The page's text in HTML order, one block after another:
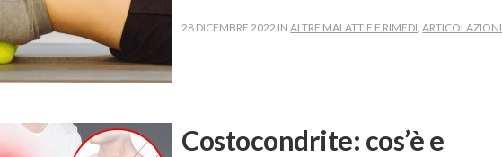
28 DICEMBRE 2022 INALTRE MALATTIE E RIMEDI ,ARTICOLAZIONI
Costocondrite: cos’è e